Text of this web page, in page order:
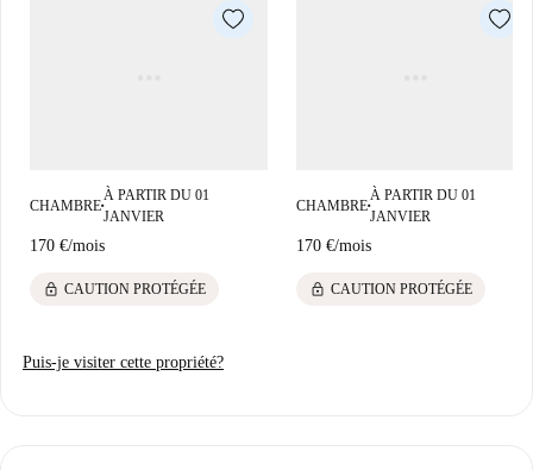
CHAMBRE■
À PARTIR DU 01
JANVIER
170 €/mois
lock CAUTION PROTÉGÉE
CHAMBRE■
À PARTIR DU 01
JANVIER
170 €/mois
lock CAUTION PROTÉGÉE
Puis-je visiter cette propriété?